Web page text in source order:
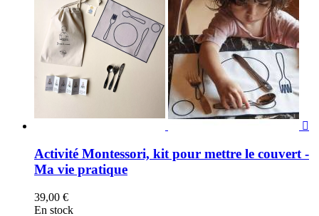

Activité Montessori, kit pour mettre le couvert -
Ma vie pratique
39,00 €
En stock